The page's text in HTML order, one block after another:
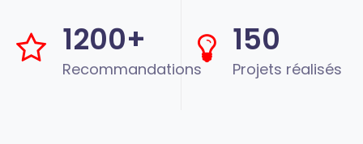
1200+
Recommandations
150
Projets réalisés